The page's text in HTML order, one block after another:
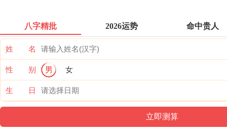
八字精批 2026运势 命中贵人
姓 名
性 别 男 女
生 日